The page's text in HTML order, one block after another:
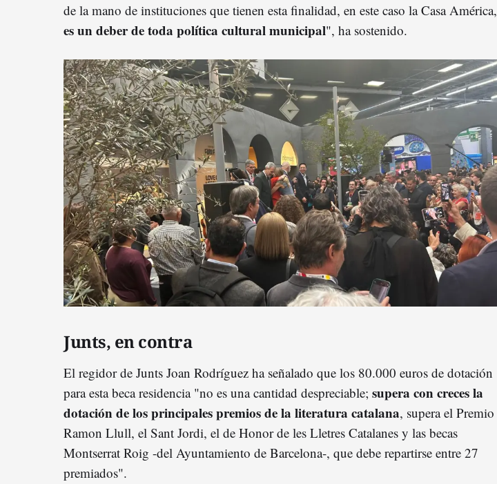
de la mano de instituciones que tienen esta finalidad, en este caso la Casa América,
es un deber de toda política cultural municipal", ha sostenido.
Junts, en contra
El regidor de Junts Joan Rodríguez ha señalado que los 80.000 euros de dotación
para esta beca residencia "no es una cantidad despreciable; supera con creces la
dotación de los principales premios de la literatura catalana, supera el Premio
Ramon Llull, el Sant Jordi, el de Honor de les Lletres Catalanes y las becas
Montserrat Roig -del Ayuntamiento de Barcelona-, que debe repartirse entre 27
premiados".